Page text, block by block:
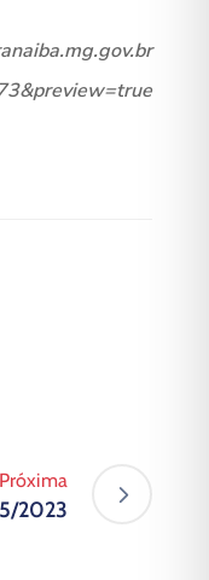
Próxima
2023